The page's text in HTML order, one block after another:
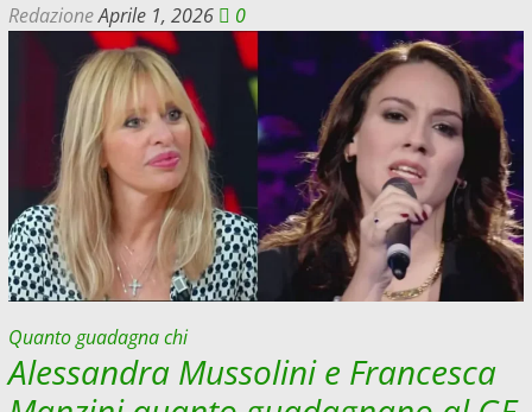
RedazioneAprile 1, 2026 0
Quanto guadagna chi
Alessandra Mussolini e Francesca